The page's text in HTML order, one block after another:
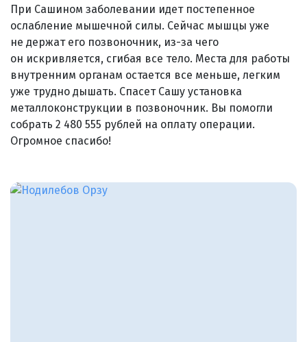
При Сашином заболевании идет постепенное
ослабление мышечной силы. Сейчас мышцы уже
не держат его позвоночник, из-за чего
он искривляется, сгибая все тело. Места для работы
внутренним органам остается все меньше, легким
уже трудно дышать. Спасет Сашу установка
металлоконструкции в позвоночник. Вы помогли
собрать 2 480 555 рублей на оплату операции.
Огромное спасибо!